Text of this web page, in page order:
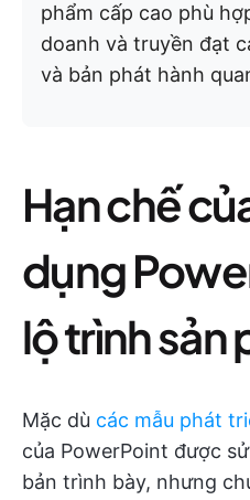
phẩm cấp cao phù
doanh và truyền đạt
và bản phát hành
Hạn chế
dụng
lộ trình sản
Mặc dù các mẫu phát
của PowerPoint được
bản trình bày, nhưng